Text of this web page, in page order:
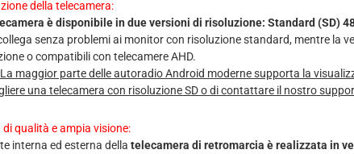
della telecamera:
è disponibile in due versioni di risoluzione: Standard (SD)
senza problemi ai monitor con risoluzione standard, mentre la
o compatibili con telecamere AHD.
maggior parte delle autoradio Android moderne supporta la
una telecamera con risoluzione SD o di contattare il nostro
qualità e ampia visione:
interna ed esterna della telecamera di retromarcia è realizzata in